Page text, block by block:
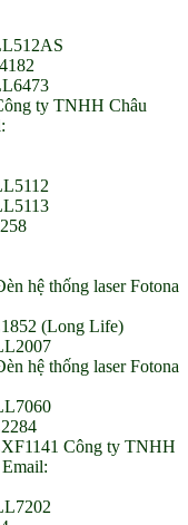
ty TNHH Châu
hệ thống laser Fotona
(Long Life)
hệ thống laser Fotona
Công ty TNHH